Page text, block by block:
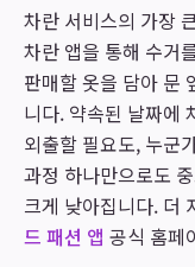
차란 서비스의 가장
차란 앱을 통해 수거
판매할 옷을 담아 문
니다. 약속된 날짜에
외출할 필요도, 누군
과정 하나만으로도
크게 낮아집니다. 더
드 패션 앱 공식 홈페